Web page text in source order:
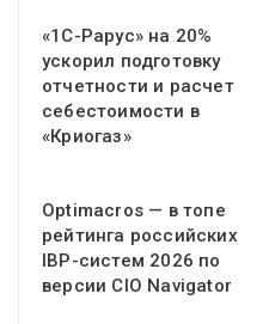
«1С-Рарус» на 20%
ускорил подготовку
отчетности и расчет
себестоимости в
«Криогаз»
Optimacros — в топе
рейтинга российских
IBP-систем 2026 по
версии CIO Navigator